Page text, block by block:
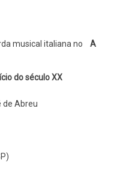
A
do século XX
de Abreu